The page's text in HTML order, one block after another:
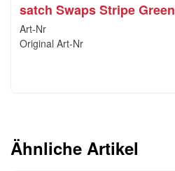
satch Swaps Stripe Green
Art-Nr
Original Art-Nr
Ähnliche Artikel